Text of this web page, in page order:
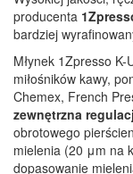
producenta
bardziej
Młynek 1Zpresso K-
miłośników kawy,
Chemex, French
zewnętrzna
obrotowego
mielenia (20 μm na
dopasowanie